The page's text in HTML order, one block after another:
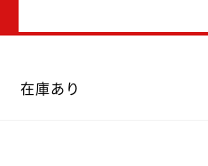
在庫あり